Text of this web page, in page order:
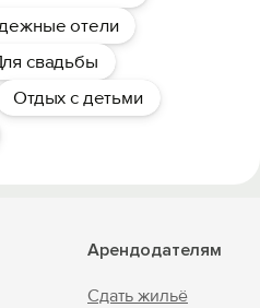
отели
свадьбы
Отдых с детьми
Арендодателям
Сдать жильё